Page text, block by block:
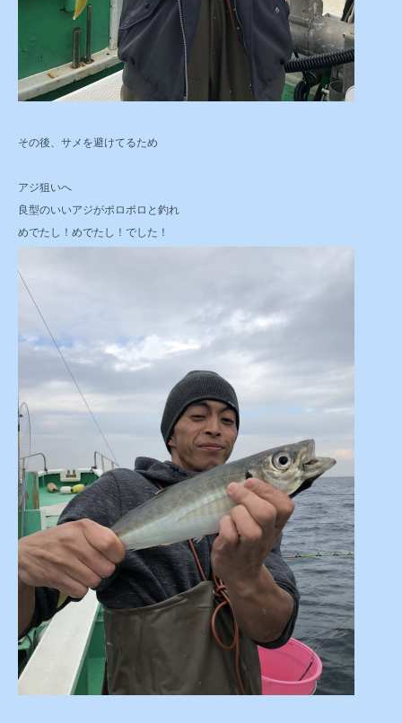
その後、サメを避けてるため
アジ狙いへ
良型のいいアジがポロポロと釣れ
めでたし！めでたし！でした！